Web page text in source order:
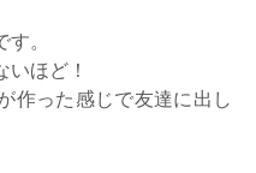
。
ほど！
作った感じで友達に出し